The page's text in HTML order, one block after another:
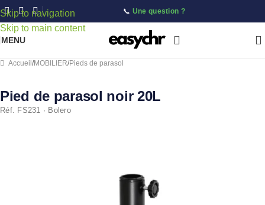
Skip to navigation
Skip to main content
📞 Une question ?
MENU
Accueil /MOBILIER/Pieds de parasol
Pied de parasol noir 20L
Réf. FS231 · Bolero